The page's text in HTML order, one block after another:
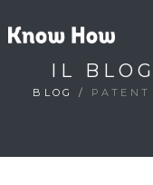
IL
BLOG /